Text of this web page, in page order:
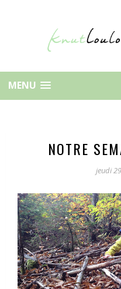
MENU
NOTRE
jeudi